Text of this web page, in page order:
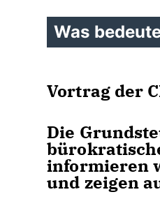
Was
Vortrag der
Die
informieren
und zeigen